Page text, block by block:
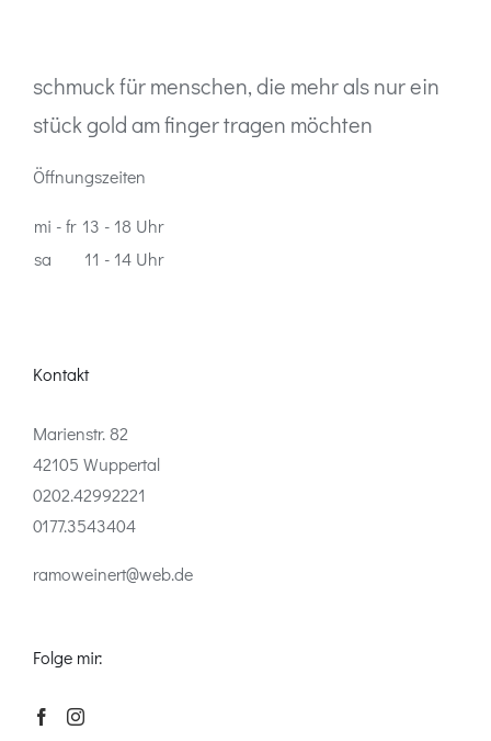
schmuck für menschen, die mehr als nur ein
stück gold am finger tragen möchten
Öffnungszeiten
mi - fr 13 - 18 Uhr
sa
11 - 14 Uhr
Kontakt
Marienstr. 82
42105 Wuppertal
0202.42992221
0177.3543404
ramoweinert@web.de
Folge mir: